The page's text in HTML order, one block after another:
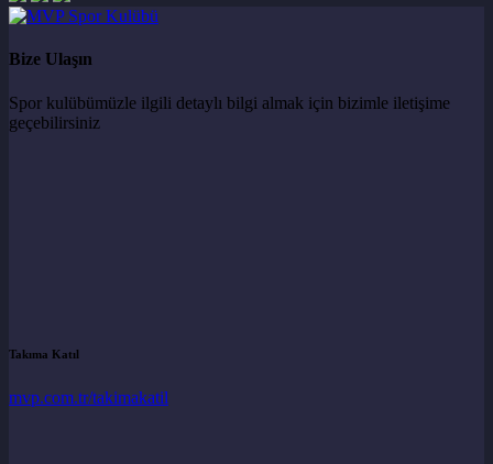
Bize Ulaşın
Spor kulübümüzle ilgili detaylı bilgi almak için bizimle iletişime
geçebilirsiniz
Takıma Katıl
mvp.com.tr/takimakatil